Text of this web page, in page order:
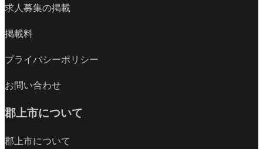
求人募集の掲載
掲載料
プライバシーポリシー
お問い合わせ
郡上市について
郡上市について